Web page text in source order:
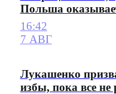
Польша
16:42
7 АВГ
Лукашенко
избы, пока все не